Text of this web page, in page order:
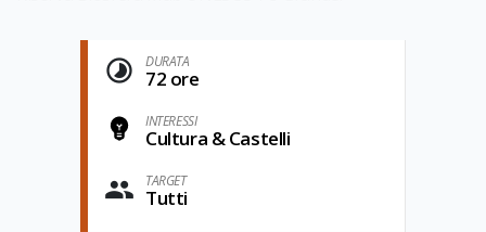
DURATA
72 ore
INTERESSI
Cultura & Castelli
TARGET
Tutti